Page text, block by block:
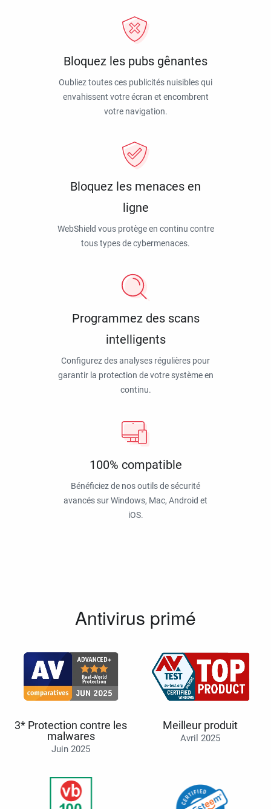
Bloquez les pubs gênantes
Oubliez toutes ces publicités nuisibles qui
envahissent votre écran et encombrent
votre navigation.
Bloquez les menaces en
ligne
WebShield vous protège en continu contre
tous types de cybermenaces.
Programmez des scans
intelligents
Configurez des analyses régulières pour
garantir la protection de votre système en
continu.
100% compatible
Bénéficiez de nos outils de sécurité
avancés sur Windows, Mac, Android et
iOS.
Antivirus primé
3* Protection contre les
malwares
Juin 2025
Meilleur produit
Avril 2025